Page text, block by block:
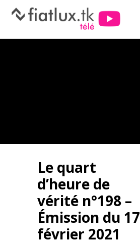
Le quart
d’heure de
vérité n°198 –
Émission du 17
février 2021